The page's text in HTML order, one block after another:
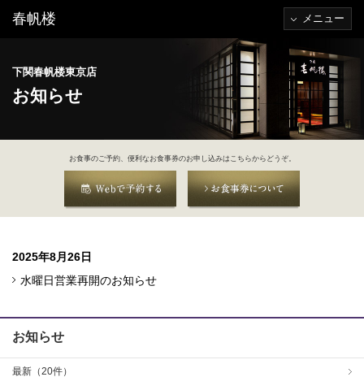
春帆楼 メニュー
下関春帆楼東京店
お知らせ
お食事のご予約、便利なお食事券のお申し込みはこちらからどうぞ。
2025年8月26日
水曜日営業再開のお知らせ
お知らせ
最新（20件）